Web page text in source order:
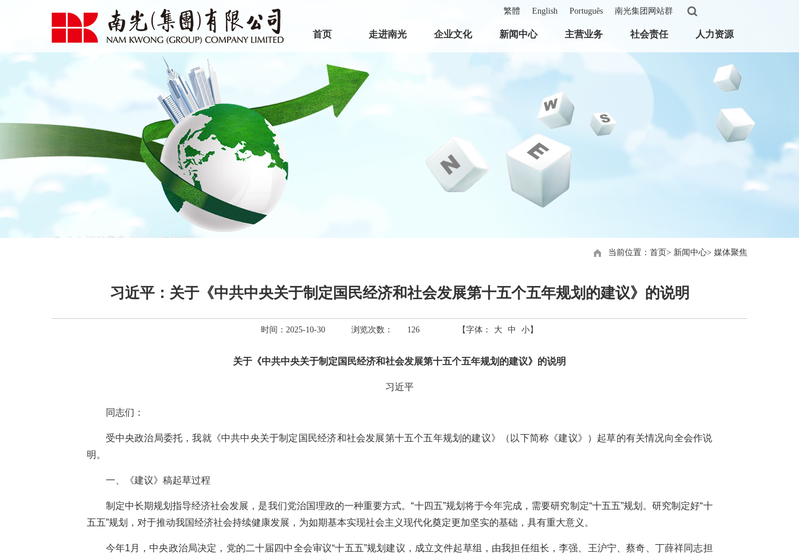
繁體 English Português 南光集团网站群
首页 走进南光 企业文化 新闻中心 主营业务 社会责任 人力资源
当前位置：首页> 新闻中心> 媒体聚焦
习近平：关于《中共中央关于制定国民经济和社会发展第十五个五年规划的建议》的说明
时间：2025-10-30 浏览次数： 126 【字体： 大 中 小】
关于《中共中央关于制定国民经济和社会发展第十五个五年规划的建议》的说明
习近平
同志们：
受中央政治局委托，我就《中共中央关于制定国民经济和社会发展第十五个五年规划的建议》（以下简称《建议》）起草的有关情况向全会作说
明。
一、《建议》稿起草过程
制定中长期规划指导经济社会发展，是我们党治国理政的一种重要方式。“十四五”规划将于今年完成，需要研究制定“十五五”规划。研究制定好“十
五五”规划，对于推动我国经济社会持续健康发展，为如期基本实现社会主义现代化奠定更加坚实的基础，具有重大意义。
今年1月，中央政治局决定，党的二十届四中全会审议“十五五”规划建议，成立文件起草组，由我担任组长，李强、王沪宁、蔡奇、丁薛祥同志担